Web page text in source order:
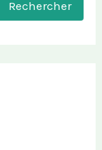
Rechercher